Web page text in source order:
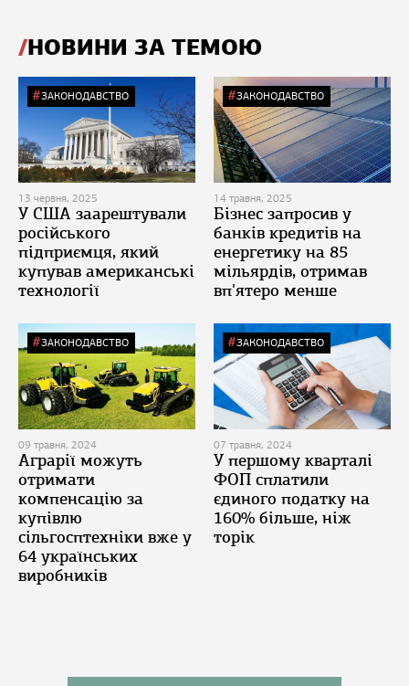
НОВИНИ ЗА ТЕМОЮ
ЗАКОНОДАВСТВО
13 червня, 2025
У США заарештували
російського
підприємця, який
купував американські
технології
ЗАКОНОДАВСТВО
14 травня, 2025
Бізнес запросив у
банків кредитів на
енергетику на 85
мільярдів, отримав
вп'ятеро менше
ЗАКОНОДАВСТВО
09 травня, 2024
Аграрії можуть
отримати
компенсацію за
купівлю
сільгосптехніки вже у
64 українських
виробників
ЗАКОНОДАВСТВО
07 травня, 2024
У першому кварталі
ФОП сплатили
єдиного податку на
160% більше, ніж
торік